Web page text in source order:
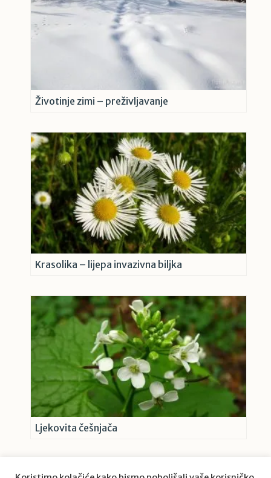
Životinje zimi – preživljavanje
Krasolika – lijepa invazivna biljka
Ljekovita češnjača